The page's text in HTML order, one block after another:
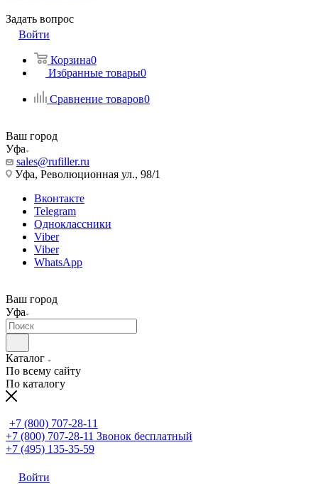
Задать вопрос
Войти
Корзина0
Избранные товары0
Сравнение товаров0
Ваш город
Уфа
sales@rufiller.ru
Уфа, Революционная ул., 98/1
Вконтакте
Telegram
Одноклассники
Viber
Viber
WhatsApp
Ваш город
Уфа
Каталог
По всему сайту
По каталогу
+7 (800) 707-28-11
+7 (800) 707-28-11 Звонок бесплатный
+7 (495) 135-35-59
Войти